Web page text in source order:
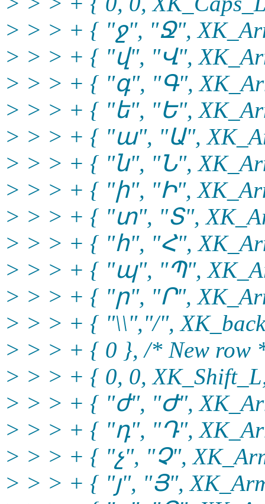
> > > + { "ջ", "Ջ",
> > > + { "վ", "Վ",
> > > + { "գ", "Գ",
> > > + { "ե", "Ե",
> > > + { "ա", "Ա",
> > > + { "ն", "Ն",
> > > + { "ի", "Ի",
> > > + { "տ", "Տ",
> > > + { "հ", "Հ",
> > > + { "պ", "Պ",
> > > + { "ր", "Ր",
> > > + { "\\","/",
> > > + { 0 }, /* New row
> > > + { 0, 0,
> > > + { "ժ", "Ժ",
> > > + { "դ", "Դ",
> > > + { "չ", "Չ",
> > > + { "յ", "Յ",